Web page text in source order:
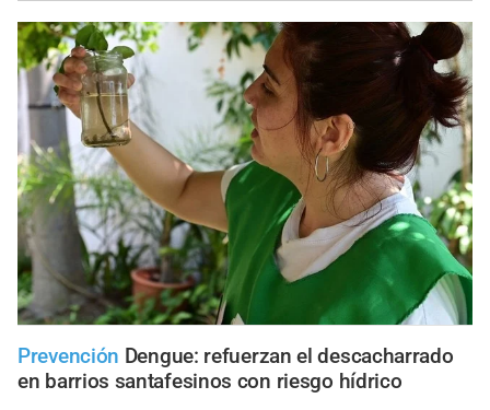
Prevención Dengue: refuerzan el descacharrado
en barrios santafesinos con riesgo hídrico